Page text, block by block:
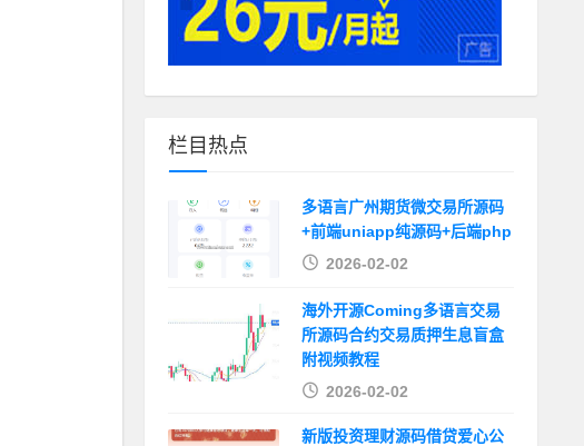
栏目热点
多语言广州期货微交易所源码
+前端uniapp纯源码+后端php
2026-02-02
海外开源Coming多语言交易
所源码合约交易质押生息盲盒
附视频教程
2026-02-02
新版投资理财源码借贷爱心公